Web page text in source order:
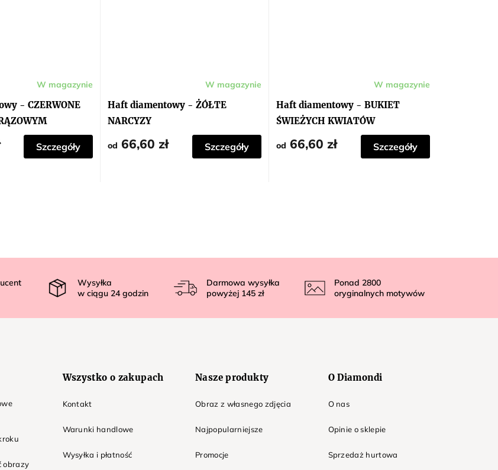
- CZERWONE
W magazynie
Szczegóły
Haft diamentowy - ŻÓŁTE
NARCYZY
W magazynie
od 66,60 zł Szczegóły
Haft diamentowy - BUKIET
ŚWIEŻYCH KWIATÓW
W magazynie
od 66,60 zł Szczegóły
Wysyłka
w ciągu 24 godzin
Darmowa wysyłka
powyżej 145 zł
Ponad 2800
oryginalnych motywów
obrazy
Wszystko o zakupach
Kontakt
Warunki handlowe
Wysyłka i płatność
Nasze produkty
Obraz z własnego zdjęcia
Najpopularniejsze
Promocje
O Diamondi
O nas
Opinie o sklepie
Sprzedaż hurtowa